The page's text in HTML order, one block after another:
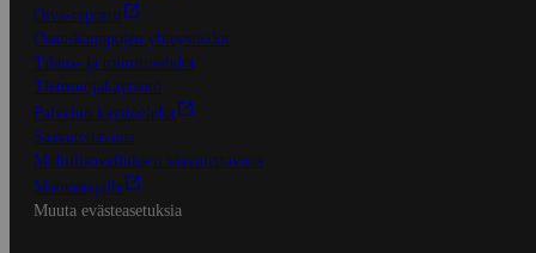
Oiva-raportit
Osuuskauppojen yhteystiedot
Tilaus- ja toimitusehdot
Tietosuojakäytäntö
Palvelun käyttöehdot
Saavutettavuus
Mobiilisovelluksen saavutettavuus
Mainostajalle
Muuta evästeasetuksia